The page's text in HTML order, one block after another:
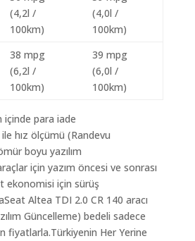
(4,2l /
100km)
(4,0l /
100km)
38 mpg
(6,2l /
100km)
39 mpg
(6,0l /
100km)
içinde para iade
hız ölçümü (Randevu
boyu yazılım
için yazım öncesi ve sonrası
ekonomisi için sürüş
Altea TDI 2.0 CR 140 aracı
Güncelleme) bedeli sadece
fiyatlarla.Türkiyenin Her Yerine